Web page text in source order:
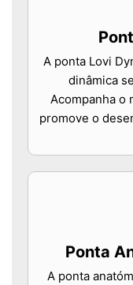
A ponta Lovi
dinâmica
Acompanha o
promove o
Ponta
A ponta